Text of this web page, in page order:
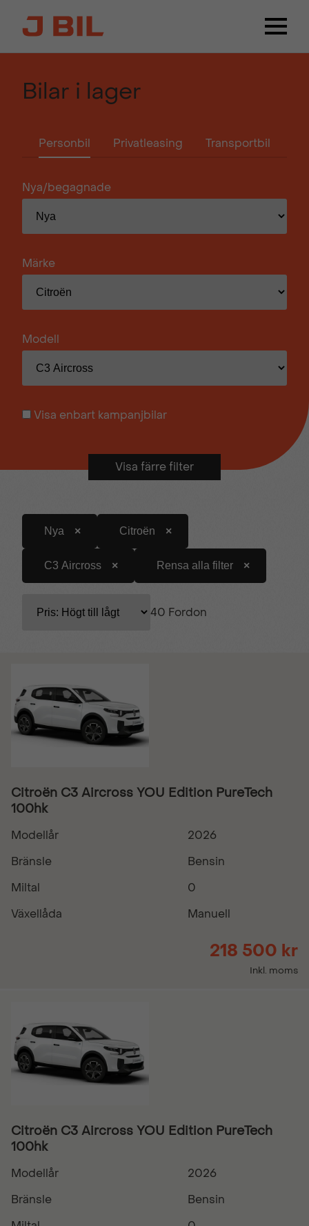
Bilar i lager
Personbil Privatleasing Transportbil
Nya/begagnade
Märke
Modell
Visa enbart kampanjbilar
Visa fler filter
Visa färre filter
Nya Citroën
C3 Aircross Rensa alla filter
40 Fordon
Citroën C3 Aircross YOU Edition PureTech
100hk
Modellår
2026
Bränsle
Bensin
Miltal
0
Växellåda
Manuell
218 500 kr
Inkl. moms
Citroën C3 Aircross YOU Edition PureTech
100hk
Modellår
2026
Bränsle
Bensin